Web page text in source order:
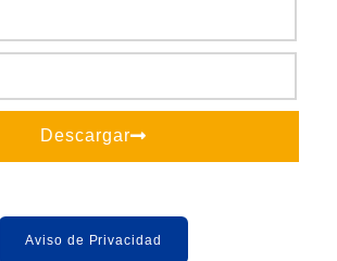
Descargar
Aviso de Privacidad